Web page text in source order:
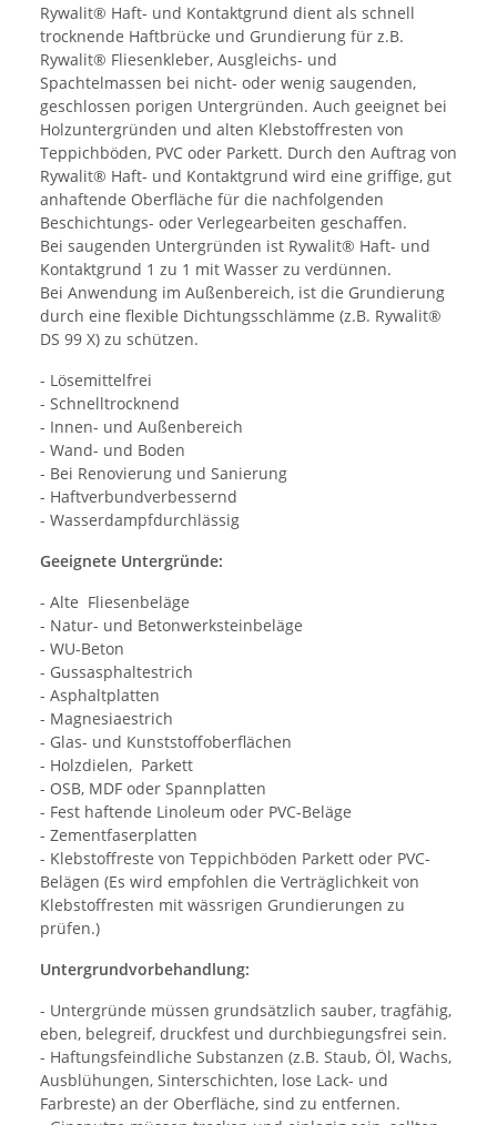
Rywalit® Haft- und Kontaktgrund dient als schnell
trocknende Haftbrücke und Grundierung für z.B.
Rywalit® Fliesenkleber, Ausgleichs- und
Spachtelmassen bei nicht- oder wenig saugenden,
geschlossen porigen Untergründen. Auch geeignet bei
Holzuntergründen und alten Klebstoffresten von
Teppichböden, PVC oder Parkett. Durch den Auftrag von
Rywalit® Haft- und Kontaktgrund wird eine griffige, gut
anhaftende Oberfläche für die nachfolgenden
Beschichtungs- oder Verlegearbeiten geschaffen.
Bei saugenden Untergründen ist Rywalit® Haft- und
Kontaktgrund 1 zu 1 mit Wasser zu verdünnen.
Bei Anwendung im Außenbereich, ist die Grundierung
durch eine flexible Dichtungsschlämme (z.B. Rywalit®
DS 99 X) zu schützen.
- Lösemittelfrei
- Schnelltrocknend
- Innen- und Außenbereich
- Wand- und Boden
- Bei Renovierung und Sanierung
- Haftverbundverbessernd
- Wasserdampfdurchlässig
Geeignete Untergründe:
- Alte Fliesenbeläge
- Natur- und Betonwerksteinbeläge
- WU-Beton
- Gussasphaltestrich
- Asphaltplatten
- Magnesiaestrich
- Glas- und Kunststoffoberflächen
- Holzdielen, Parkett
- OSB, MDF oder Spannplatten
- Fest haftende Linoleum oder PVC-Beläge
- Zementfaserplatten
- Klebstoffreste von Teppichböden Parkett oder PVC-
Belägen (Es wird empfohlen die Verträglichkeit von
Klebstoffresten mit wässrigen Grundierungen zu
prüfen.)
Untergrundvorbehandlung:
- Untergründe müssen grundsätzlich sauber, tragfähig,
eben, belegreif, druckfest und durchbiegungsfrei sein.
- Haftungsfeindliche Substanzen (z.B. Staub, Öl, Wachs,
Ausblühungen, Sinterschichten, lose Lack- und
Farbreste) an der Oberfläche, sind zu entfernen.